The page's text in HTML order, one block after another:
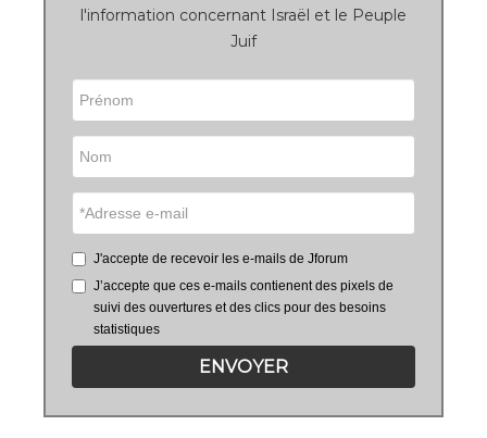
l'information concernant Israël et le Peuple
Juif
J'accepte de recevoir les e-mails de Jforum
J’accepte que ces e-mails contienent des pixels de
suivi des ouvertures et des clics pour des besoins
statistiques
ENVOYER